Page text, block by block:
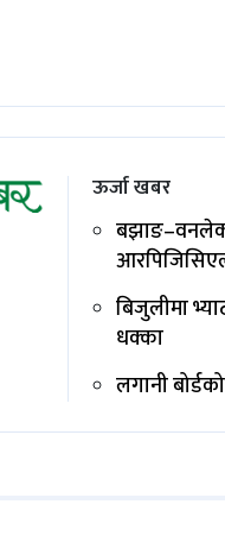
ऊर्जा खबर
बझाङ–वनलेक
बिजुलीमा
धक्का
लगानी